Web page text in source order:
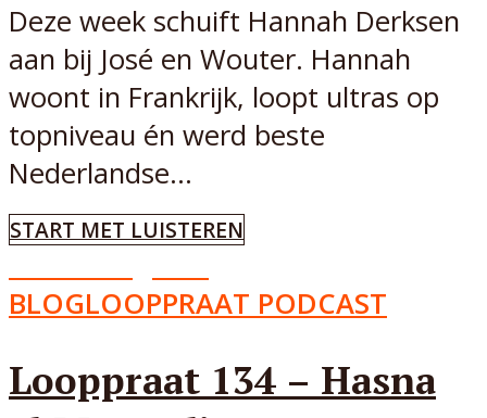
Deze week schuift Hannah Derksen
aan bij José en Wouter. Hannah
woont in Frankrijk, loopt ultras op
topniveau én werd beste
Nederlandse...
START MET LUISTEREN
BLOGLOOPPRAAT PODCAST
Looppraat 134 – Hasna